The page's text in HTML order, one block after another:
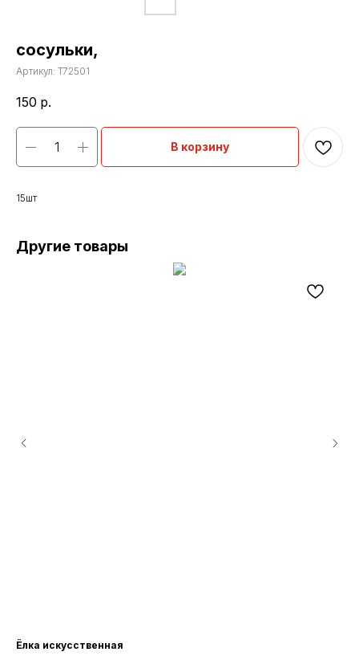
сосульки,
Артикул: T72501
150 р.
В корзину
15шт
Другие товары
Ёлка искусственная